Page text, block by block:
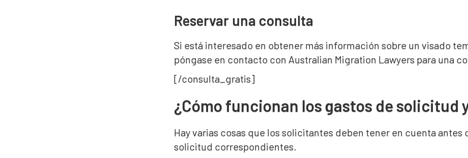
Reservar una consulta
Si está interesado en obtener más información sobre un visado
póngase en contacto con Australian Migration Lawyers para una
[/consulta_gratis]
¿Cómo funcionan los gastos de solicitud
Hay varias cosas que los solicitantes deben tener en cuenta antes
solicitud correspondientes.